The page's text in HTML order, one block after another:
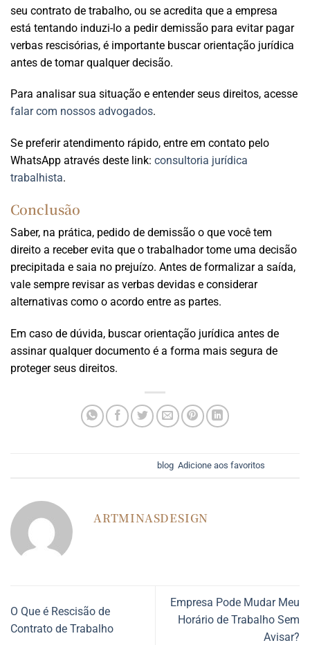
seu contrato de trabalho, ou se acredita que a empresa
está tentando induzi-lo a pedir demissão para evitar pagar
verbas rescisórias, é importante buscar orientação jurídica
antes de tomar qualquer decisão.
Para analisar sua situação e entender seus direitos, acesse
falar com nossos advogados.
Se preferir atendimento rápido, entre em contato pelo
WhatsApp através deste link: consultoria jurídica
trabalhista.
Conclusão
Saber, na prática, pedido de demissão o que você tem
direito a receber evita que o trabalhador tome uma decisão
precipitada e saia no prejuízo. Antes de formalizar a saída,
vale sempre revisar as verbas devidas e considerar
alternativas como o acordo entre as partes.
Em caso de dúvida, buscar orientação jurídica antes de
assinar qualquer documento é a forma mais segura de
proteger seus direitos.
blog Adicione aos favoritos
ARTMINASDESIGN
O Que é Rescisão de
Contrato de Trabalho
Empresa Pode Mudar Meu
Horário de Trabalho Sem
Avisar?